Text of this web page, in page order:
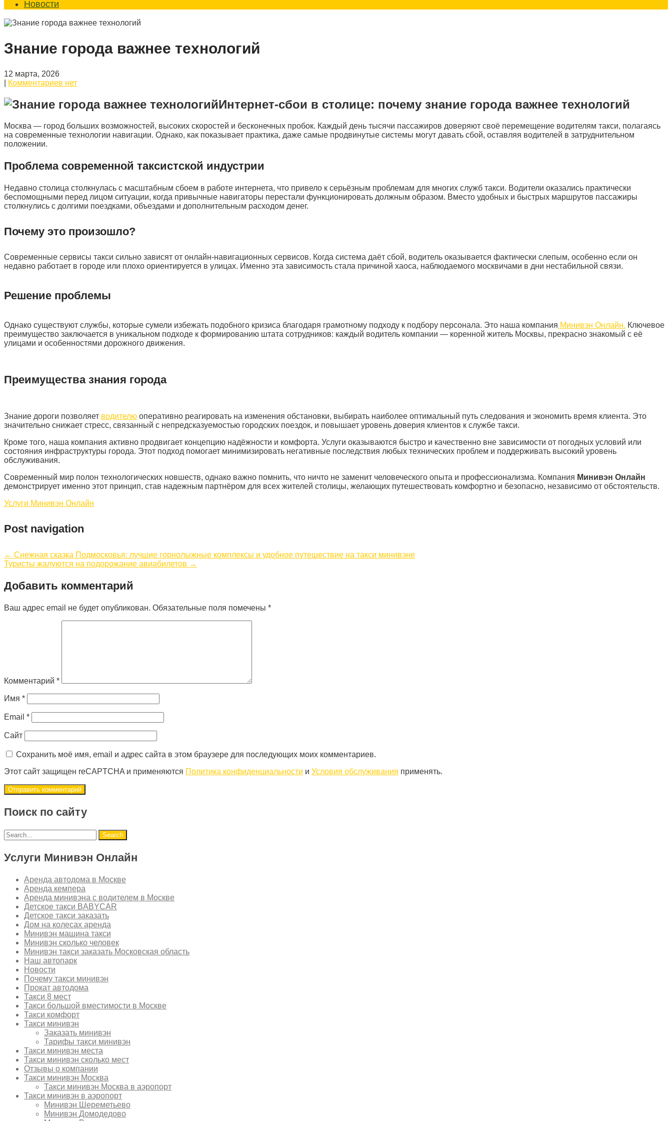
Новости
Знание города важнее технологий
12 марта, 2026
Комментариев нет
Интернет-сбои в столице: почему знание города важнее технологий
Москва — город больших возможностей, высоких скоростей и бесконечных пробок. Каждый день тысячи пассажиров доверяют своё перемещение водителям такси, полагаясь
на современные технологии навигации. Однако, как показывает практика, даже самые продвинутые системы могут давать сбой, оставляя водителей в затруднительном
положении.
Проблема современной таксистской индустрии
Недавно столица столкнулась с масштабным сбоем в работе интернета, что привело к серьёзным проблемам для многих служб такси. Водители оказались практически
беспомощными перед лицом ситуации, когда привычные навигаторы перестали функционировать должным образом. Вместо удобных и быстрых маршрутов пассажиры
столкнулись с долгими поездками, объездами и дополнительным расходом денег.
Почему это произошло?
Современные сервисы такси сильно зависят от онлайн-навигационных сервисов. Когда система даёт сбой, водитель оказывается фактически слепым, особенно если он
недавно работает в городе или плохо ориентируется в улицах. Именно эта зависимость стала причиной хаоса, наблюдаемого москвичами в дни нестабильной связи.
Решение проблемы
Однако существуют службы, которые сумели избежать подобного кризиса благодаря грамотному подходу к подбору персонала. Это наша компания Минивэн Онлайн. Ключевое
преимущество заключается в уникальном подходе к формированию штата сотрудников: каждый водитель компании — коренной житель Москвы, прекрасно знакомый с её
улицами и особенностями дорожного движения.
Преимущества знания города
Знание дороги позволяет водителю оперативно реагировать на изменения обстановки, выбирать наиболее оптимальный путь следования и экономить время клиента. Это
значительно снижает стресс, связанный с непредсказуемостью городских поездок, и повышает уровень доверия клиентов к службе такси.
Кроме того, наша компания активно продвигает концепцию надёжности и комфорта. Услуги оказываются быстро и качественно вне зависимости от погодных условий или
состояния инфраструктуры города. Этот подход помогает минимизировать негативные последствия любых технических проблем и поддерживать высокий уровень
обслуживания.
Современный мир полон технологических новшеств, однако важно помнить, что ничто не заменит человеческого опыта и профессионализма. Компания Минивэн Онлайн
демонстрирует именно этот принцип, став надежным партнёром для всех жителей столицы, желающих путешествовать комфортно и безопасно, независимо от обстоятельств.
Услуги Минивэн Онлайн
Post navigation
← Снежная сказка Подмосковья: лучшие горнолыжные комплексы и удобное путешествие на такси минивэне
Туристы жалуются на подорожание авиабилетов →
Добавить комментарий
Ваш адрес email не будет опубликован. Обязательные поля помечены *
Комментарий *
Имя *
Email *
Сайт
Сохранить моё имя, email и адрес сайта в этом браузере для последующих моих комментариев.
Этот сайт защищен reCAPTCHA и применяются Политика конфиденциальности и Условия обслуживания применять.
Поиск по сайту
Услуги Минивэн Онлайн
Аренда автодома в Москве
Аренда кемпера
Аренда минивэна с водителем в Москве
Детское такси BABYCAR
Детское такси заказать
Дом на колесах аренда
Минивэн машина такси
Минивэн сколько человек
Минивэн такси заказать Московская область
Наш автопарк
Новости
Почему такси минивэн
Прокат автодома
Такси 8 мест
Такси большой вместимости в Москве
Такси комфорт
Такси минивэн
Заказать минивэн
Тарифы такси минивэн
Такси минивэн места
Такси минивэн сколько мест
Отзывы о компании
Такси минивэн Москва
Такси минивэн Москва в аэропорт
Такси минивэн в аэропорт
Минивэн Шереметьево
Минивэн Домодедово